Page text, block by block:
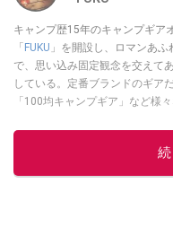
キャンプ歴15年のキャンプギア
「 FUKU 」を開設し、ロマンあ
で、思い込み固定観念を交えて
している。定番ブランドのギア
「100均キャンプギア」など様